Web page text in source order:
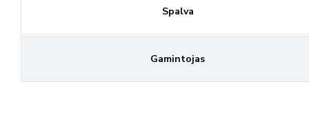
Spalva
Gamintojas